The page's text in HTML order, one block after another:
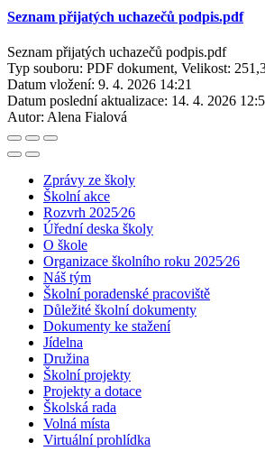
Seznam přijatých uchazečů podpis.pdf
Seznam přijatých uchazečů podpis.pdf
Typ souboru: PDF dokument, Velikost:
Datum vložení: 9. 4. 2026 14:21
Datum poslední aktualizace: 14. 4. 2026
Autor: Alena Fialová
Zprávy ze školy
Školní akce
Rozvrh 2025⁄26
Úřední deska školy
O škole
Organizace školního roku 2025⁄26
Náš tým
Školní poradenské pracoviště
Důležité školní dokumenty
Dokumenty ke stažení
Jídelna
Družina
Školní projekty
Projekty a dotace
Školská rada
Volná místa
Virtuální prohlídka